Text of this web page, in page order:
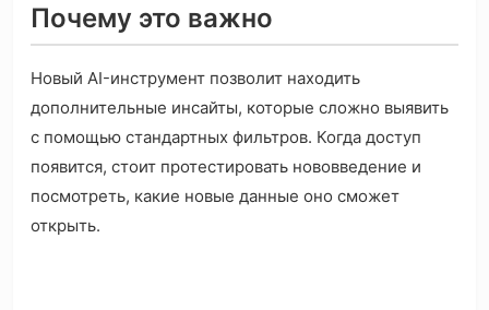
Почему это важно
Новый AI-инструмент позволит находить
дополнительные инсайты, которые сложно выявить
с помощью стандартных фильтров. Когда доступ
появится, стоит протестировать нововведение и
посмотреть, какие новые данные оно сможет
открыть.